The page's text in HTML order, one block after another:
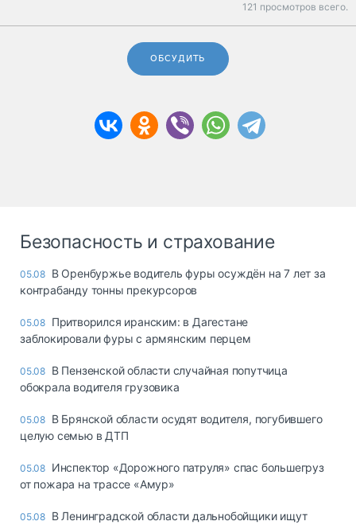
121 просмотров всего.
ОБСУДИТЬ
Безопасность и страхование
05.08 В Оренбуржье водитель фуры осуждён на 7 лет за
контрабанду тонны прекурсоров
05.08 Притворился иранским: в Дагестане
заблокировали фуры с армянским перцем
05.08 В Пензенской области случайная попутчица
обокрала водителя грузовика
05.08 В Брянской области осудят водителя, погубившего
целую семью в ДТП
05.08 Инспектор «Дорожного патруля» спас большегруз
от пожара на трассе «Амур»
05.08 В Ленинградской области дальнобойщики ищут